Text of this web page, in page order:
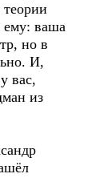
ему: ваша
но в
И,
вас,
из